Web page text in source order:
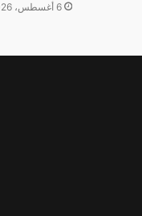
6 أغسطس، 2026